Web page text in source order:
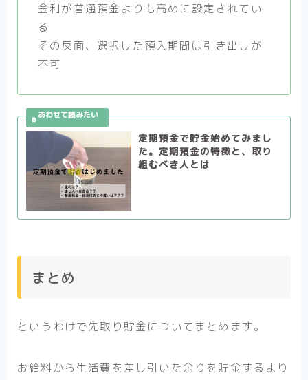
金利が普通預金よりも高めに設定されてい
る
その反面、選択した預入期間は引き出しが
不可
定期預金で貯金始めてみまし
た。定期預金の特徴と、取り
組むべき人とは
まとめ
というわけで先取り貯金についてまとめます。
お給料から生活費を差し引いた余りを貯金するより